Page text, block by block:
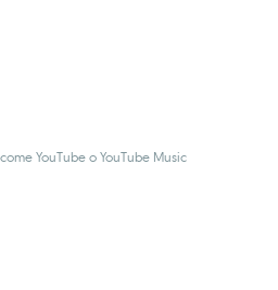
YouTube o YouTube Music